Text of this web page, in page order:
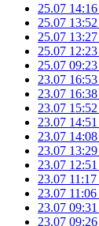
25.07 14:16
25.07 13:52
25.07 13:27
25.07 12:23
25.07 09:23
23.07 16:53
23.07 16:38
23.07 15:52
23.07 14:51
23.07 14:08
23.07 13:29
23.07 12:51
23.07 11:17
23.07 11:06
23.07 09:31
23.07 09:26